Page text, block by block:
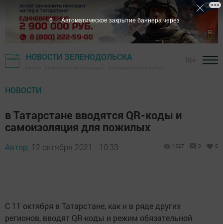
НОВОСТИ ЗЕЛЕНОДОЛЬСКА
НОВОСТИ
в Татарстане вводятся QR-коды и
самоизоляция для пожилых
Автор, 12 октября 2021 - 10:33 1327 0 0
С 11 октября в Татарстане, как и в ряде других
регионов, вводят QR-коды и режим обязательной
5 Автоматическое закрытие баннера через